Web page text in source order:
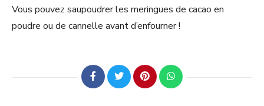
Vous pouvez saupoudrer les meringues de cacao en
poudre ou de cannelle avant d’enfourner !